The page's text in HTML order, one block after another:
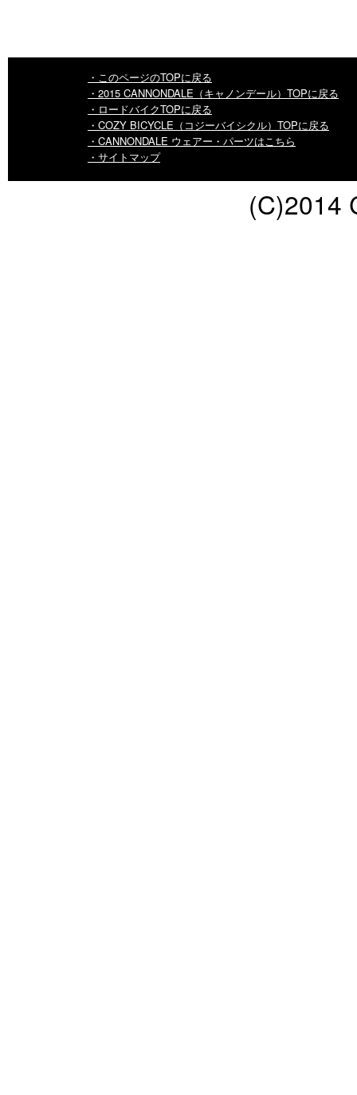
・このページのTOPに戻る
・2015 CANNONDALE（キャノンデール）TOPに戻る
・ロードバイクTOPに戻る
・COZY BICYCLE（コジーバイシクル）TOPに戻る
・CANNONDALE ウェアー・パーツはこちら
・サイトマップ
(C)2014